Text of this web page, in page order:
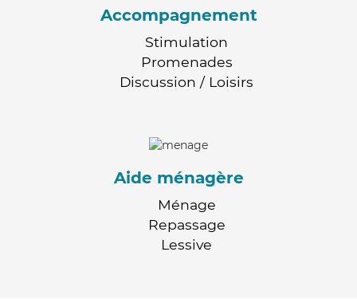
Accompagnement
Stimulation
Promenades
Discussion / Loisirs
Aide ménagère
Ménage
Repassage
Lessive